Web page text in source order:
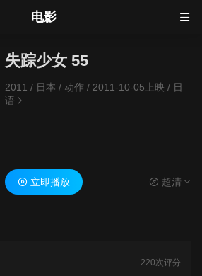
电影
失踪少女 55
2011 / 日本 / 动作/ 2011-10-05上映 / 日
语
立即播放 超清
220次评分